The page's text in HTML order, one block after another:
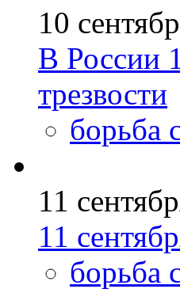
10
В России
трезвости
борьба
11
11
борьба